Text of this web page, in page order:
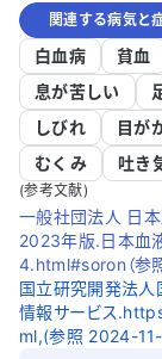
関連する病気と
白血病 貧血
息が苦しい
しびれ
目が
むくみ
吐き
(参考文献)
一般社団法人 日
2023年版.日本血
4.html#soron（参
国立研究開発法人
情報サービス
ml,(参照 2024-